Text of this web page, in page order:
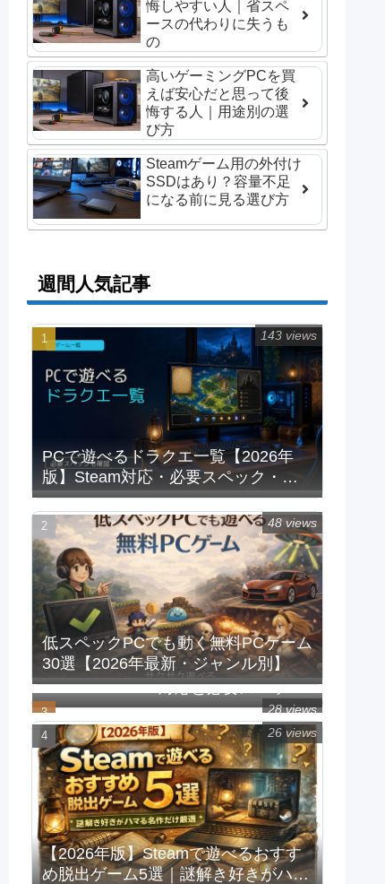
悔しやすい人｜省スペ
ースの代わりに失うも
の
高いゲーミングPCを買
えば安心だと思って後
悔する人｜用途別の選
び方
Steamゲーム用の外付け
SSDはあり？容量不足
になる前に見る選び方
週間人気記事
PCで遊べるドラクエ一覧【2026年
版】Steam対応・必要スペック・重
い時の対処法
143 views
低スペックPCでも動く無料PCゲーム
30選【2026年最新・ジャンル別】
48 views
PCで遊べるFFシリーズ一覧｜
Steam/Windows対応と必要スペック
【2026年版】
28 views
【2026年版】Steamで遊べるおすす
め脱出ゲーム5選｜謎解き好きがハマ
26 views